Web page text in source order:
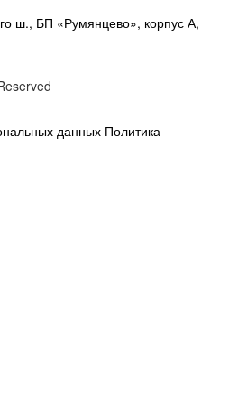
ш., БП «Румянцево», корпус А,
данных Политика